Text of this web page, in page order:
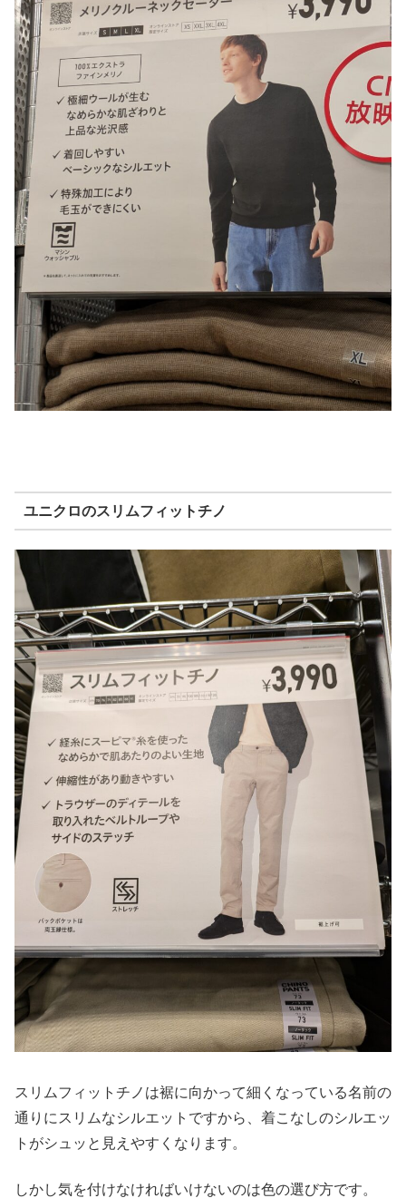
ユニクロのスリムフィットチノ
スリムフィットチノは裾に向かって細くなっている名前の
通りにスリムなシルエットですから、着こなしのシルエッ
トがシュッと見えやすくなります。
しかし気を付けなければいけないのは色の選び方です。